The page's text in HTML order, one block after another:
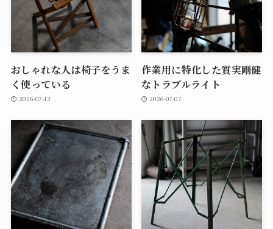
おしゃれな人は椅子をうま
く使っている
2026-07-13
作業用に特化した質実剛健
なトラブルライト
2026-07-07